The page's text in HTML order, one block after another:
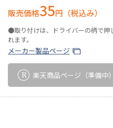
販売価格35円（税込み）
●取り付けは、ドライバーの柄で押
れます。
メーカー製品ページ
楽天商品ページ （準備中）